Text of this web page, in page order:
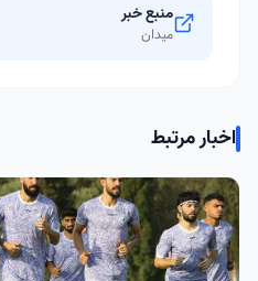
منبع خبر
میدان
اخبار مرتبط